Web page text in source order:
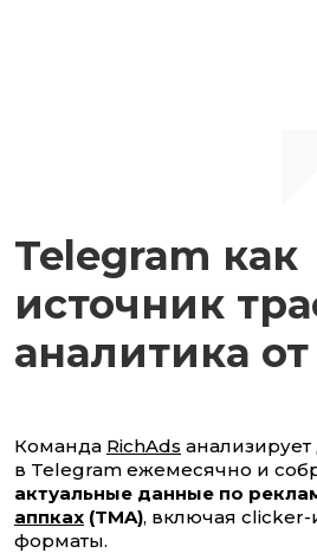
Telegram как
источник
аналитика
Команда RichAds
в Telegram ежемесячно и
актуальные данные по
аппках (TMA), включая
форматы.